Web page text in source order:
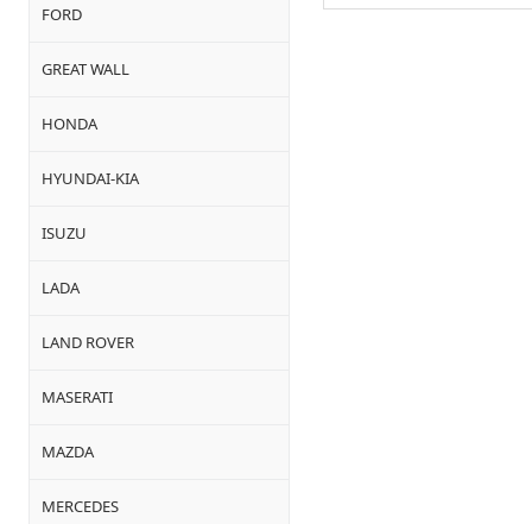
FORD
GREAT WALL
HONDA
HYUNDAI-KIA
ISUZU
LADA
LAND ROVER
MASERATI
MAZDA
MERCEDES